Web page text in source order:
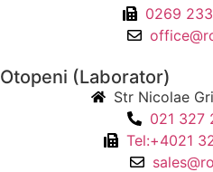
0269
Otopeni (Laborator)
Str Nicolae
021 327
Tel:+4021